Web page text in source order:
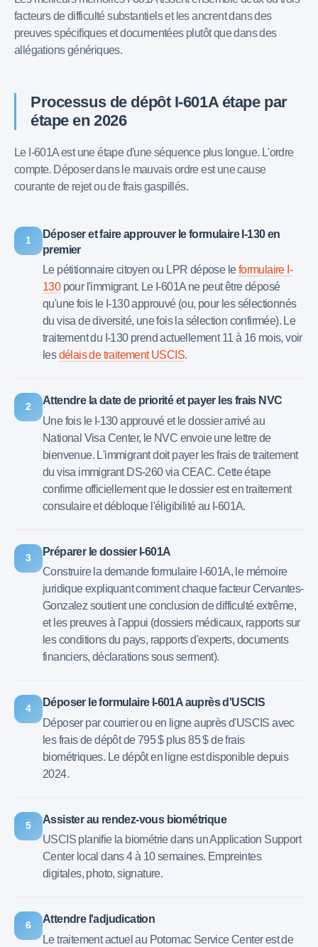
facteurs de difficulté substantiels et les ancrent dans des
preuves spécifiques et documentées plutôt que dans des
allégations génériques.
Processus de dépôt I-601A étape par
étape en 2026
Le I-601A est une étape d'une séquence plus longue. L'ordre
compte. Déposer dans le mauvais ordre est une cause
courante de rejet ou de frais gaspillés.
1
Déposer et faire approuver le formulaire I-130 en
premier
Le pétitionnaire citoyen ou LPR dépose leformulaire I-
130pour l'immigrant. Le I-601A ne peut être déposé
qu'une fois le I-130 approuvé (ou, pour les sélectionnés
du visa de diversité, une fois la sélection confirmée). Le
traitement du I-130 prend actuellement 11 à 16 mois, voir
lesdélais de traitement USCIS.
2
Attendre la date de priorité et payer les frais NVC
Une fois le I-130 approuvé et le dossier arrivé au
National Visa Center, le NVC envoie une lettre de
bienvenue. L'immigrant doit payer les frais de traitement
du visa immigrant DS-260 via CEAC. Cette étape
confirme officiellement que le dossier est en traitement
consulaire et débloque l'éligibilité au I-601A.
3
Préparer le dossier I-601A
Construire la demande formulaire I-601A, le mémoire
juridique expliquant comment chaque facteur Cervantes-
Gonzalez soutient une conclusion de difficulté extrême,
et les preuves à l'appui (dossiers médicaux, rapports sur
les conditions du pays, rapports d'experts, documents
financiers, déclarations sous serment).
4
Déposer le formulaire I-601A auprès d'USCIS
Déposer par courrier ou en ligne auprès d'USCIS avec
les frais de dépôt de 795 $ plus 85 $ de frais
biométriques. Le dépôt en ligne est disponible depuis
2024.
5
Assister au rendez-vous biométrique
USCIS planifie la biométrie dans un Application Support
Center local dans 4 à 10 semaines. Empreintes
digitales, photo, signature.
6
Attendre l'adjudication
Le traitement actuel au Potomac Service Center est de